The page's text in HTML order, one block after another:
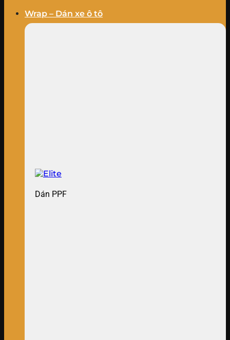
Wrap – Dán xe ô tô
Dán PPF